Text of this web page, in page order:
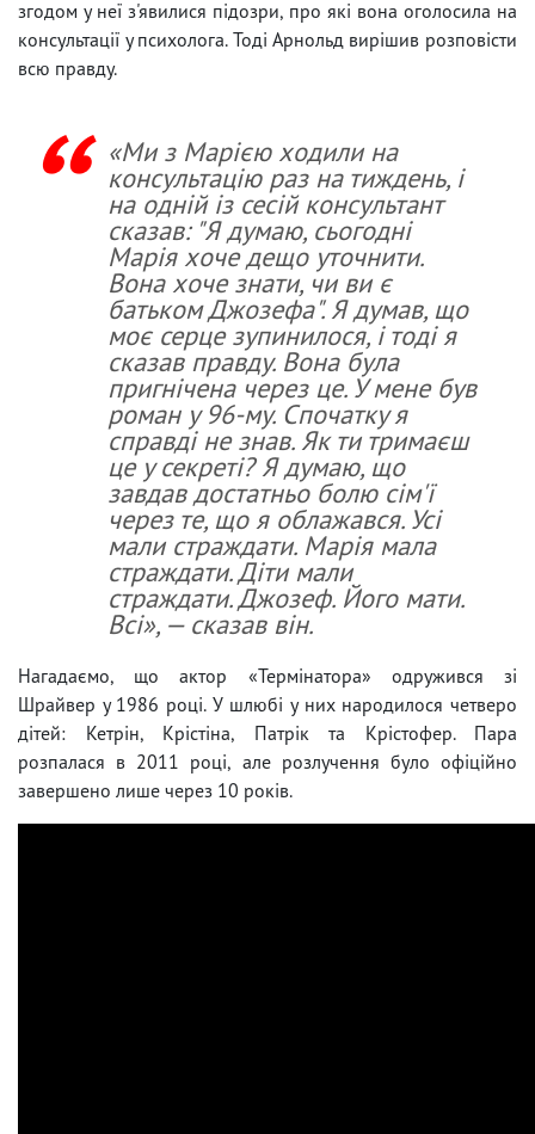
згодом у неї з'явилися підозри, про які вона оголосила на
консультації у психолога. Тоді Арнольд вирішив розповісти
всю правду.
«Ми з Марією ходили на
консультацію раз на тиждень, і
на одній із сесій консультант
сказав: "Я думаю, сьогодні
Марія хоче дещо уточнити.
Вона хоче знати, чи ви є
батьком Джозефа". Я думав, що
моє серце зупинилося, і тоді я
сказав правду. Вона була
пригнічена через це. У мене був
роман у 96-му. Спочатку я
справді не знав. Як ти тримаєш
це у секреті? Я думаю, що
завдав достатньо болю сім'ї
через те, що я облажався. Усі
мали страждати. Марія мала
страждати. Діти мали
страждати. Джозеф. Його мати.
Всі», — сказав він.
Нагадаємо, що актор «Термінатора» одружився зі
Шрайвер у 1986 році. У шлюбі у них народилося четверо
дітей: Кетрін, Крістіна, Патрік та Крістофер. Пара
розпалася в 2011 році, але розлучення було офіційно
завершено лише через 10 років.